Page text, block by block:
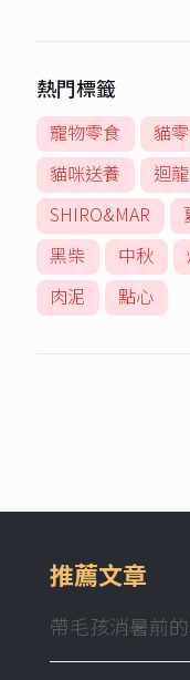
熱門標籤
寵物零食 貓
貓咪送養
迴龍
SHIRO&MAR
黑柴
中秋
肉泥
點心
推薦文章
帶毛孩消暑前